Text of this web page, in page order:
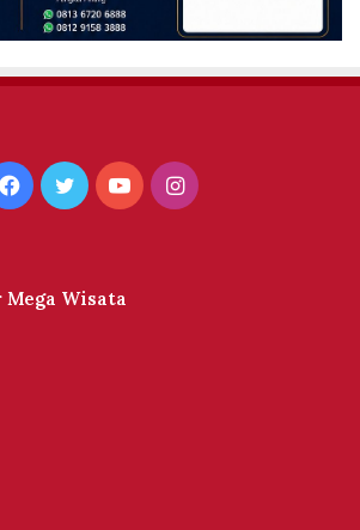
Facebook
TwitterYouTubeInstagram
Wisata